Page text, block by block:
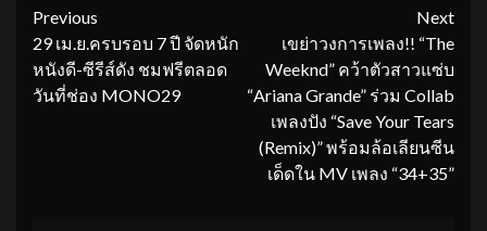
Continue
Reading
Previous
29 เม.ย.ครบรอบ 7 ปี จัดหนัก
หนังดี-ซีรีส์ดัง ชมฟรีตลอด
วันที่ช่อง MONO29
Next
เขย่าวงการเพลง!! “The
Weeknd” คว้าตัวสาวแซ่บ
“Ariana Grande” ร่วม Collab
เพลงปัง “Save Your Tears
(Remix)” พร้อมล้อเลียนซีน
เด็ดใน MV เพลง “34+35”